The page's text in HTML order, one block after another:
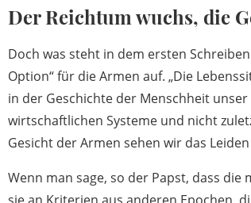
Der Reichtum wuchs, die
Doch was steht in dem ersten
Option“ für die Armen auf. „Die
in der Geschichte der Menschheit
wirtschaftlichen Systeme und nicht
Gesicht der Armen sehen wir das
Wenn man sage, so der Papst, dass